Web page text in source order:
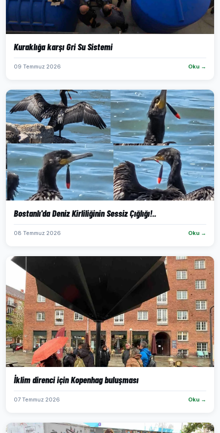
Kuraklığa karşı Gri Su Sistemi
09 Temmuz 2026 Oku →
Bostanlı'da Deniz Kirliliğinin Sessiz Çığlığı!..
08 Temmuz 2026 Oku →
İklim direnci için Kopenhag buluşması
07 Temmuz 2026 Oku →